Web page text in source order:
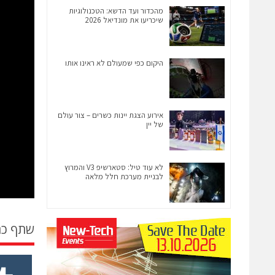
שתף
מהכדור ועד הדשא: הטכנולוגיות
שיכריעו את מונדיאל 2026
היקום כפי שמעולם לא ראינו אותו
אירוע הצגת יינות כשרים – צור עולם
של יין
לא עוד טיל: סטארשיפ V3 והמרוץ
לבניית מערכת חלל מלאה